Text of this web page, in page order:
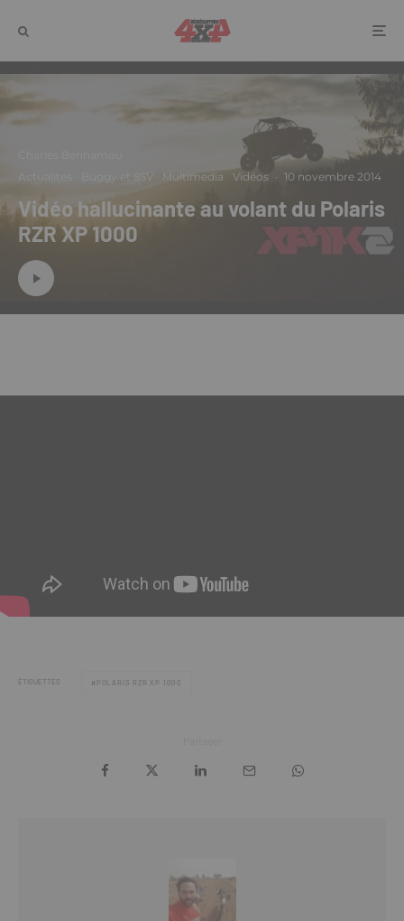
Buggy et SSV Multimedia Vidéos · 10 novembre 2014
Vidéo hallucinante au volant du Polaris
RZR XP 1000
ÉTIQUETTES POLARIS RZR XP 1000